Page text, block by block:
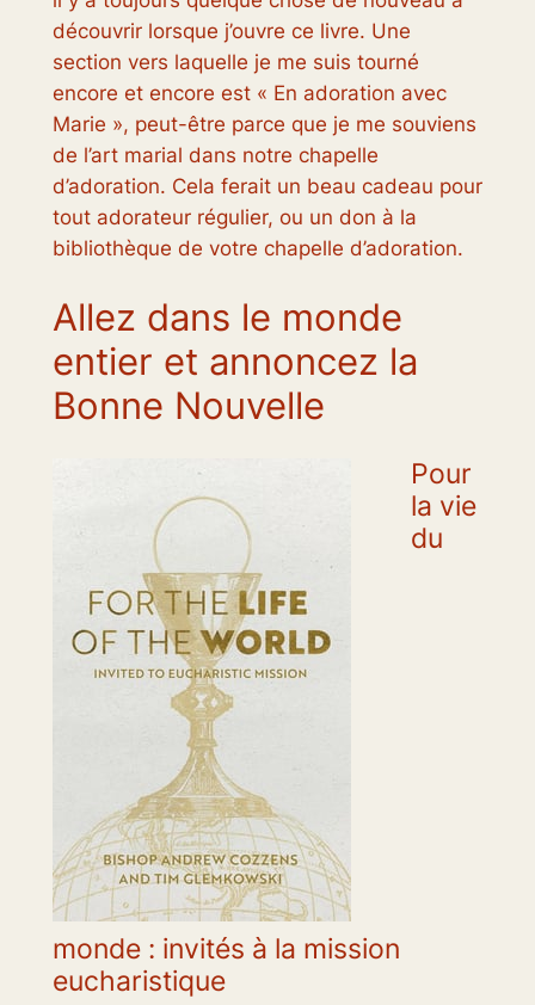
découvrir lorsque j’ouvre ce livre. Une
section vers laquelle je me suis tourné
encore et encore est « En adoration avec
Marie », peut-être parce que je me souviens
de l’art marial dans notre chapelle
d’adoration. Cela ferait un beau cadeau pour
tout adorateur régulier, ou un don à la
bibliothèque de votre chapelle d’adoration.
Allez dans le monde
entier et annoncez la
Bonne Nouvelle
Pour
la vie
du
monde : invités à la mission
eucharistique